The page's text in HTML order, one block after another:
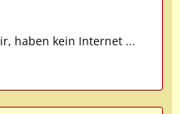
haben kein Internet ...